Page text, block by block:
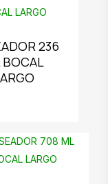
236
BOCAL